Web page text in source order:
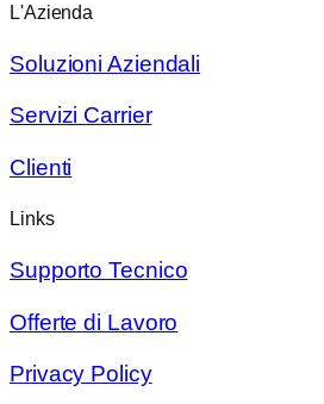
L'Azienda
Soluzioni Aziendali
Servizi Carrier
Clienti
Links
Supporto Tecnico
Offerte di Lavoro
Privacy Policy